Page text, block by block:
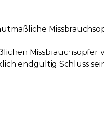
endgültig Schluss